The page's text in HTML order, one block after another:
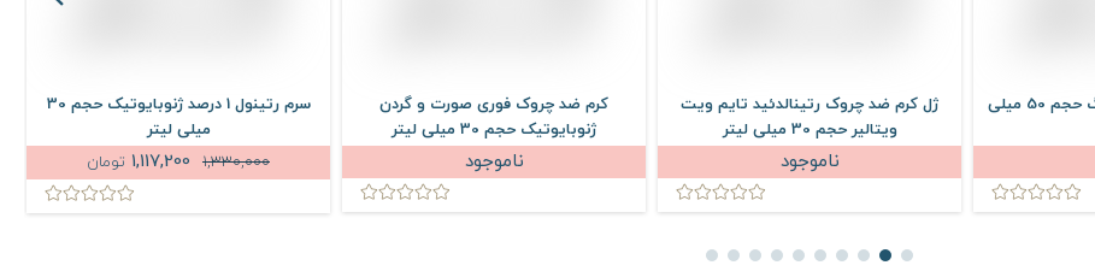
کرم ضد چروک روز درمالوگ حجم 50 میلی
ژل کرم ضد چروک رتینالدئید تایم ویت
ویتالیر حجم 30 میلی لیتر
ناموجود
کرم ضد چروک فوری صورت و گردن
ژنوبایوتیک حجم 30 میلی لیتر
ناموجود
سرم رتینول 1 درصد ژنوبایوتیک حجم 30
میلی لیتر
1,330,000
تومان